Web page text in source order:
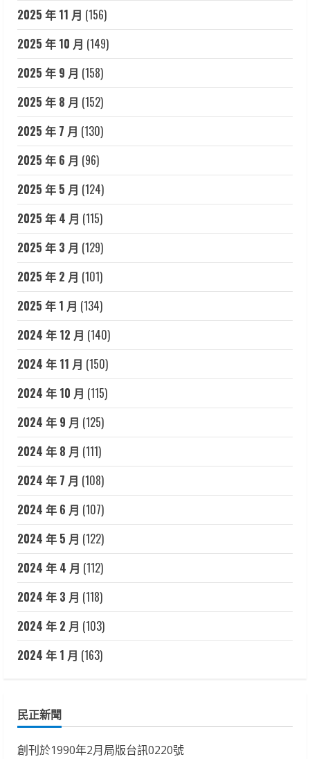
2025 年 11 月 (156)
2025 年 10 月 (149)
2025 年 9 月 (158)
2025 年 8 月 (152)
2025 年 7 月 (130)
2025 年 6 月 (96)
2025 年 5 月 (124)
2025 年 4 月 (115)
2025 年 3 月 (129)
2025 年 2 月 (101)
2025 年 1 月 (134)
2024 年 12 月 (140)
2024 年 11 月 (150)
2024 年 10 月 (115)
2024 年 9 月 (125)
2024 年 8 月 (111)
2024 年 7 月 (108)
2024 年 6 月 (107)
2024 年 5 月 (122)
2024 年 4 月 (112)
2024 年 3 月 (118)
2024 年 2 月 (103)
2024 年 1 月 (163)
民正新聞
創刊於1990年2月局版台訊0220號